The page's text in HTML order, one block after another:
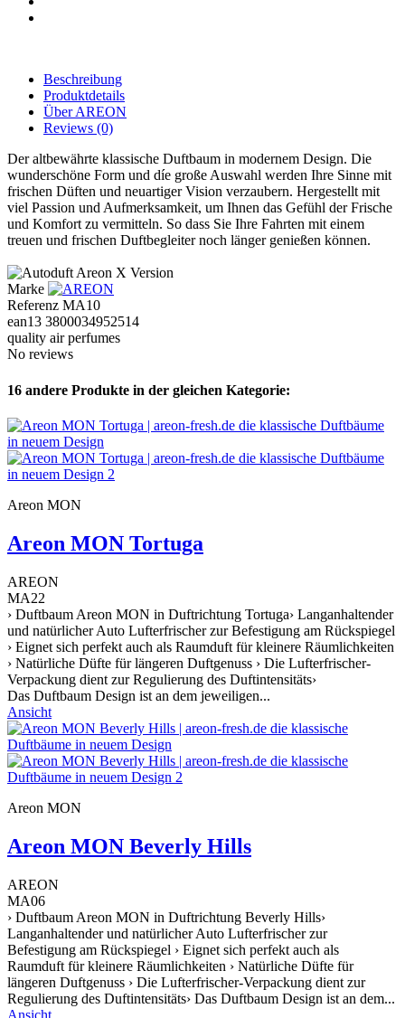
Beschreibung
Produktdetails
Über AREON
Reviews (0)
Der altbewährte klassische Duftbaum in modernem Design. Die
wunderschöne Form und díe große Auswahl werden Ihre Sinne mit
frischen Düften und neuartiger Vision verzaubern. Hergestellt mit
viel Passion und Aufmerksamkeit, um Ihnen das Gefühl der Frische
und Komfort zu vermitteln. So dass Sie Ihre Fahrten mit einem
treuen und frischen Duftbegleiter noch länger genießen können.
Marke
Referenz MA10
ean13 3800034952514
quality air perfumes
No reviews
16 andere Produkte in der gleichen Kategorie:
Areon MON
Areon MON Tortuga
AREON
MA22
› Duftbaum Areon MON in Duftrichtung Tortuga› Langanhaltender
und natürlicher Auto Lufterfrischer zur Befestigung am Rückspiegel
› Eignet sich perfekt auch als Raumduft für kleinere Räumlichkeiten
› Natürliche Düfte für längeren Duftgenuss › Die Lufterfrischer-
Verpackung dient zur Regulierung des Duftintensitäts›
Das Duftbaum Design ist an dem jeweiligen...
Ansicht
Areon MON
Areon MON Beverly Hills
AREON
MA06
› Duftbaum Areon MON in Duftrichtung Beverly Hills›
Langanhaltender und natürlicher Auto Lufterfrischer zur
Befestigung am Rückspiegel › Eignet sich perfekt auch als
Raumduft für kleinere Räumlichkeiten › Natürliche Düfte für
längeren Duftgenuss › Die Lufterfrischer-Verpackung dient zur
Regulierung des Duftintensitäts› Das Duftbaum Design ist an dem...
Ansicht